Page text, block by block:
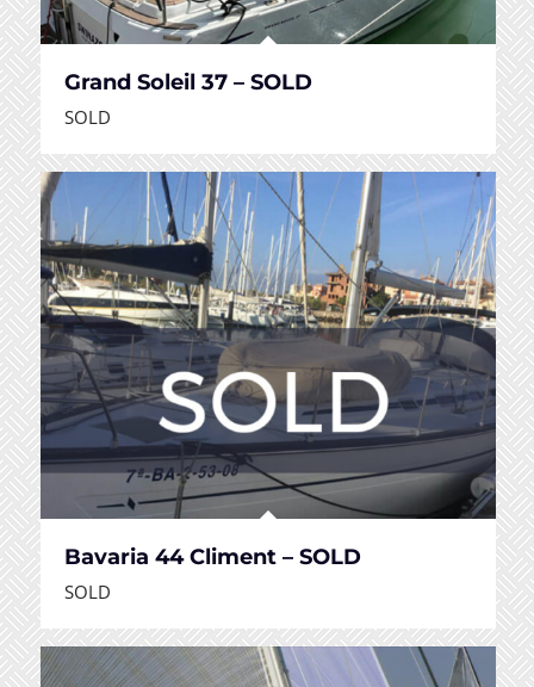
Grand Soleil 37 – SOLD
SOLD
Bavaria 44 Climent – SOLD
SOLD